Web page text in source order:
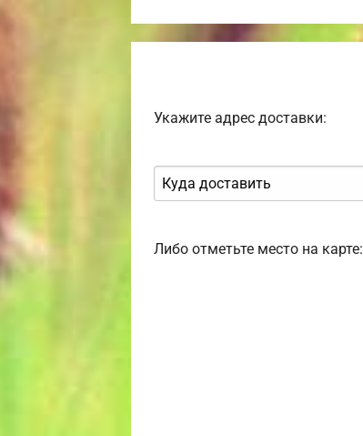
Укажите адрес доставки:
Либо отметьте место на карте: